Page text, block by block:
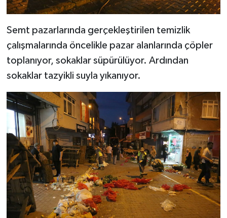
Semt pazarlarında gerçekleştirilen temizlik
çalışmalarında öncelikle pazar alanlarında çöpler
toplanıyor, sokaklar süpürülüyor. Ardından
sokaklar tazyikli suyla yıkanıyor.